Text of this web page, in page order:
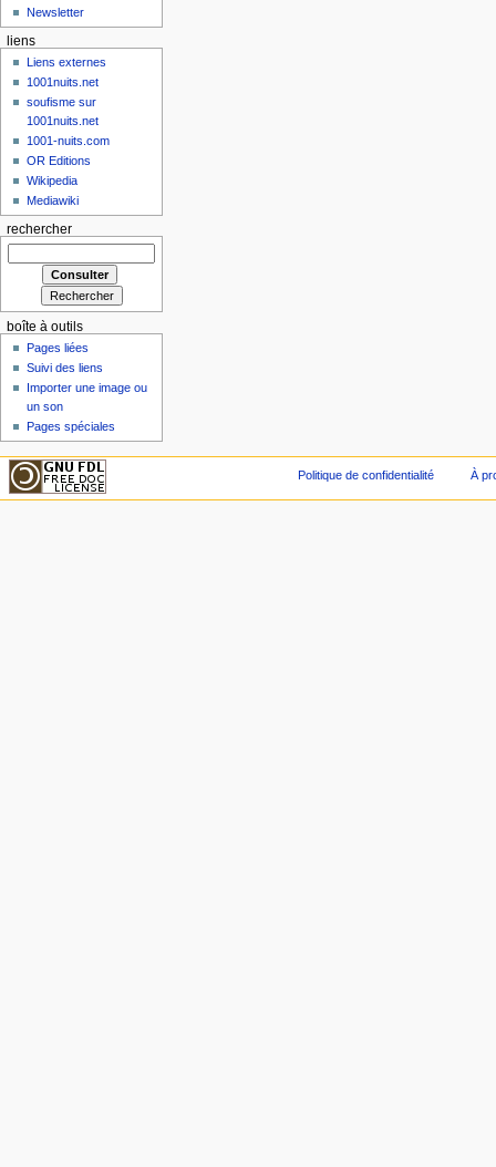
Newsletter
liens
Liens externes
1001nuits.net
soufisme sur
1001nuits.net
1001-nuits.com
OR Editions
Wikipedia
Mediawiki
rechercher
boîte à outils
Pages liées
Suivi des liens
Importer une image ou
un son
Pages spéciales
Politique de confidentialité À